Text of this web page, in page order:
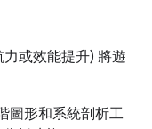
或效能提升) 將遊
圖形和系統剖析工